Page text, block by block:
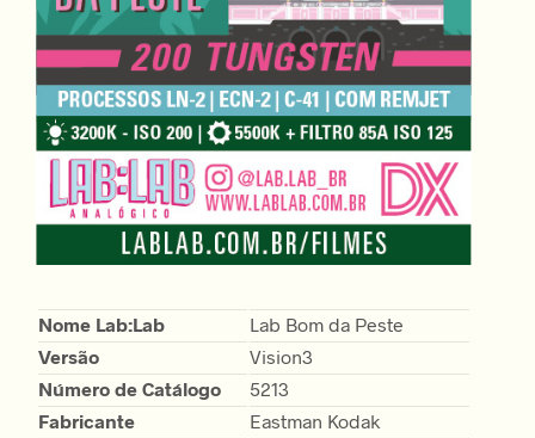
Nome Lab:Lab
Lab Bom da Peste
Versão
Vision3
Número de Catálogo
5213
Fabricante
Eastman Kodak